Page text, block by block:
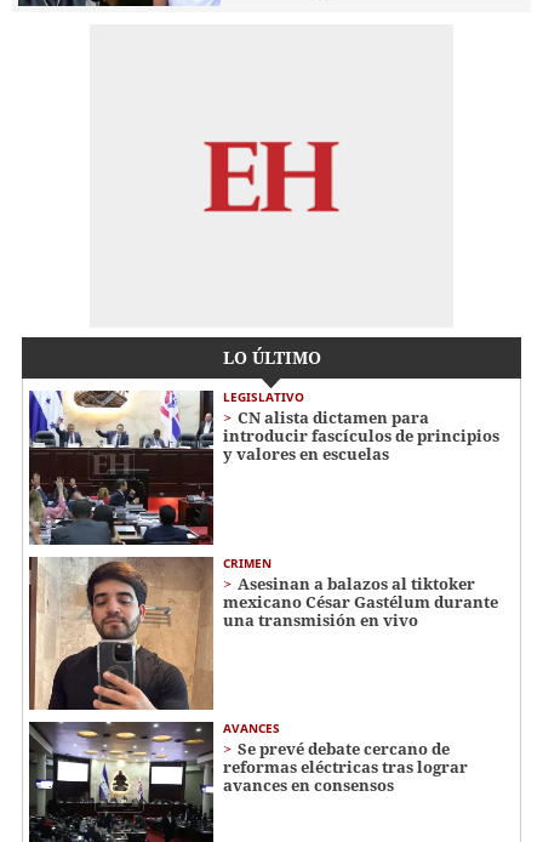
LO ÚLTIMO
LEGISLATIVO
CN alista dictamen para
introducir fascículos de principios
y valores en escuelas
CRIMEN
Asesinan a balazos al tiktoker
mexicano César Gastélum durante
una transmisión en vivo
AVANCES
Se prevé debate cercano de
reformas eléctricas tras lograr
avances en consensos